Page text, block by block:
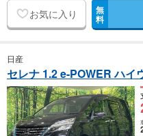
お気に入り 無
料
日産
セレナ 1.2 e-POWER ハイ